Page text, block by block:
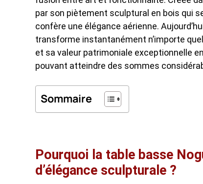
par son piètement sculptural en bois qui
confère une élégance aérienne.
transforme instantanément n’importe
et sa valeur patrimoniale exceptionnelle
pouvant atteindre des sommes
Sommaire
Pourquoi la table basse
d’élégance sculpturale ?